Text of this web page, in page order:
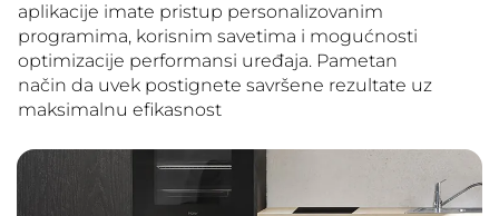
aplikacije imate pristup personalizovanim
programima, korisnim savetima i mogućnosti
optimizacije performansi uređaja. Pametan
način da uvek postignete savršene rezultate uz
maksimalnu efikasnost